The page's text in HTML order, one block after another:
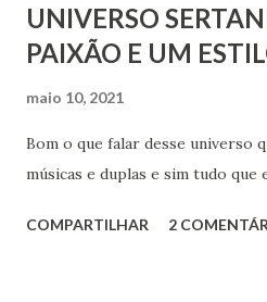
UNIVERSO
PAIXÃO E UM
maio 10, 2021
Bom o que falar desse universo
músicas e duplas e sim tudo que
COMPARTILHAR 2